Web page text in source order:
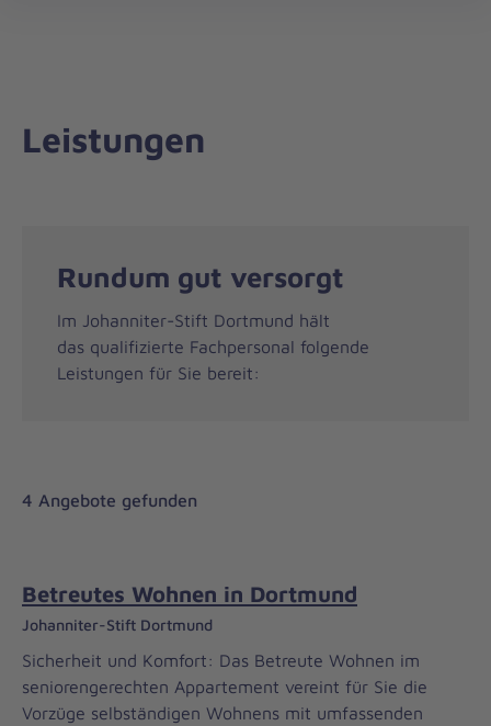
Leistungen
Rundum gut versorgt
Im Johanniter-Stift Dortmund hält
das qualifizierte Fachpersonal folgende
Leistungen für Sie bereit:
4 Angebote gefunden
Betreutes Wohnen in Dortmund
Johanniter-Stift Dortmund
Sicherheit und Komfort: Das Betreute Wohnen im
seniorengerechten Appartement vereint für Sie die
Vorzüge selbständigen Wohnens mit umfassenden